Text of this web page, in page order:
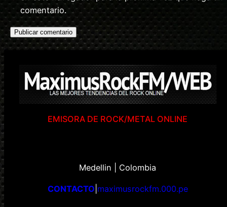
comentario.
EMISORA DE ROCK/METAL ONLINE
Medellin | Colombia
CONTACTO maximusrockfm.000.pe